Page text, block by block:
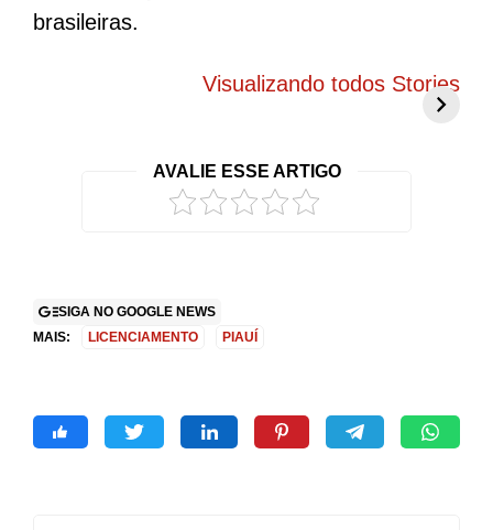
brasileiras.
208 elétrico
Visualizando todos Stories
AVALIE ESSE ARTIGO
SIGA NO GOOGLE NEWS
MAIS:
LICENCIAMENTO PIAUÍ